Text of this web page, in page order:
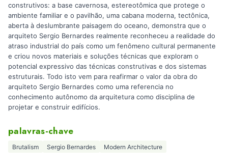
construtivos: a base cavernosa, estereotômica que protege o
ambiente familiar e o pavilhão, uma cabana moderna, tectônica,
aberta à deslumbrante paisagem do oceano, demonstra que o
arquiteto Sergio Bernardes realmente reconheceu a realidade do
atraso industrial do país como um fenômeno cultural permanente
e criou novos materiais e soluções técnicas que exploram o
potencial expressivo das técnicas construtivas e dos sistemas
estruturais. Todo isto vem para reafirmar o valor da obra do
arquiteto Sergio Bernardes como uma referencia no
conhecimento autônomo da arquitetura como disciplina de
projetar e construir edifícios.
palavras-chave
Brutalism Sergio Bernardes Modern Architecture